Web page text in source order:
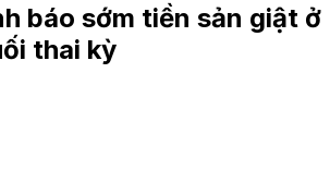
báo sớm tiền sản giật ở
thai kỳ